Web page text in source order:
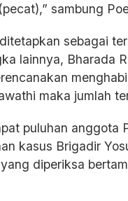
sambung
sebagai
lainnya, Bharada
maka jumlah
puluhan anggota
kasus Brigadir
diperiksa